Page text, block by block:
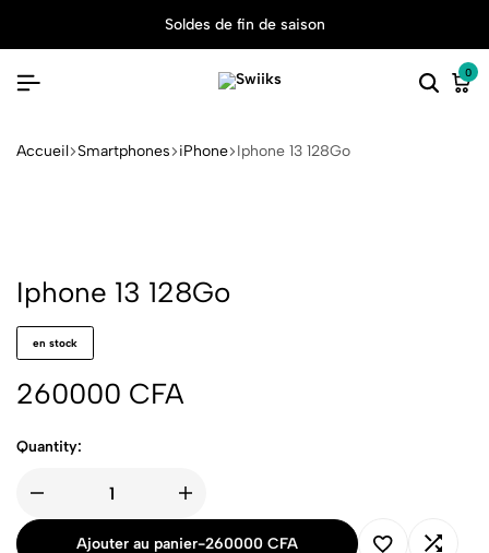
Soldes de fin de saison
0
Accueil Smartphones iPhone Iphone 13 128Go
Iphone 13 128Go
en stock
260000 CFA
Quantity:
Ajouter au panier-260000 CFA